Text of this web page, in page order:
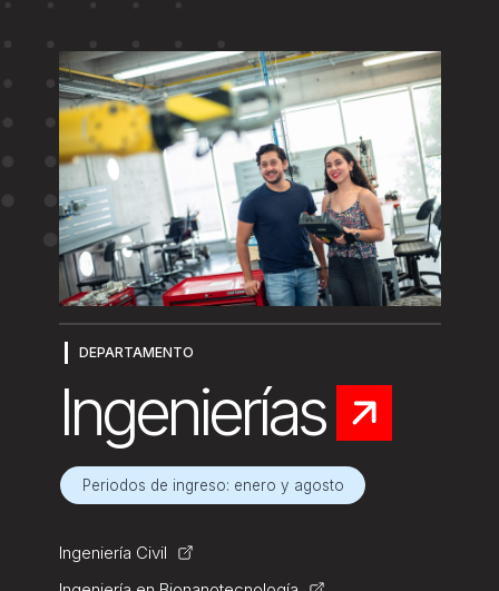
DEPARTAMENTO
Ingenierías
Periodos de ingreso: enero y agosto
Ingeniería Civil